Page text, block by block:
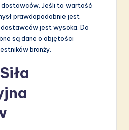
Jeśli ta wartość
prawdopodobnie jest
jest wysoka. Do
są dane o objętości
branży.